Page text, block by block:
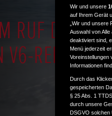
RUF DER
V6-REIHE:
Wir und unsere
auf Ihrem Gerät
„Wir und
Auswahl von
deaktiviert sind,
Menü jederzeit
Voreinstellungen
Informationen
Durch das
gespeicherten
§ 25 Abs. 1
durch unsere
DSGVO solchen